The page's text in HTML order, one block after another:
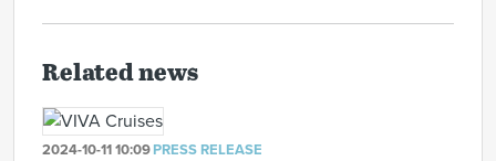
Related news
2024-10-11 10:09PRESS RELEASE